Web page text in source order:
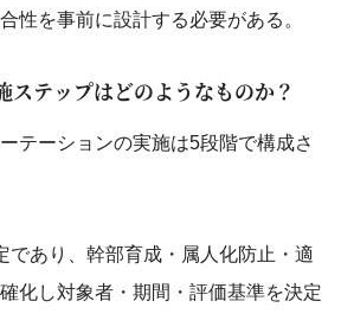
性を事前に設計する必要がある。
ステップはどのようなものか？
テーションの実施は5段階で構成さ
であり、幹部育成・属人化防止・適
化し対象者・期間・評価基準を決定